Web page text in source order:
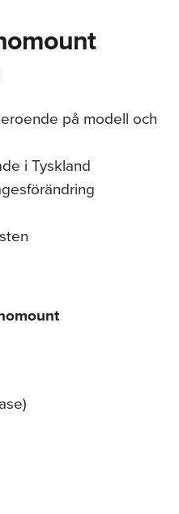
på modell och
i Tyskland